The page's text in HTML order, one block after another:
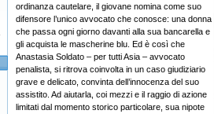
ordinanza cautelare, il giovane nomina come suo
difensore l’unico avvocato che conosce: una donna
che passa ogni giorno davanti alla sua bancarella e
gli acquista le mascherine blu. Ed è così che
Anastasia Soldato – per tutti Asia – avvocato
penalista, si ritrova coinvolta in un caso giudiziario
grave e delicato, convinta dell’innocenza del suo
assistito. Ad aiutarla, coi mezzi e il raggio di azione
limitati dal momento storico particolare, sua nipote